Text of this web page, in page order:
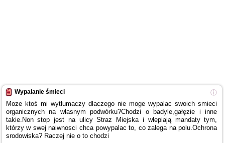
ⓘ
Wypalanie śmieci
Moze ktoś mi wytłumaczy dlaczego nie moge wypalac swoich smieci
organicznych na własnym podwórku?Chodzi o badyle,gałęzie i inne
takie.Non stop jest na ulicy Straz Miejskai wlepiająmandaty tym,
którzyw swej naiwnosci chca powypalac to, co zalega na polu.Ochrona
srodowiska? Raczej nie o tochodzi